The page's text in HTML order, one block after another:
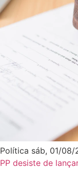
Política sáb, 01/08/
PP desiste de